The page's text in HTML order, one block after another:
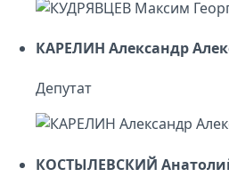
КАРЕЛИН Александр
Депутат
КОСТЫЛЕВСКИЙ